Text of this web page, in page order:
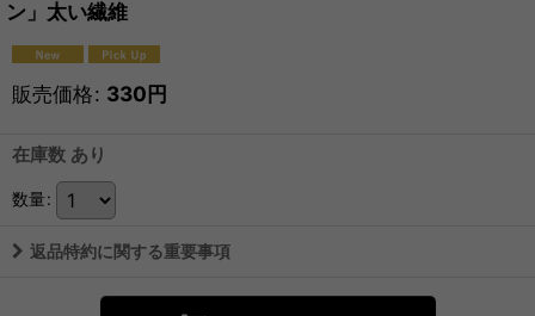
ン」太い繊維
販売価格: 330円
在庫数 あり
数量:
返品特約に関する重要事項